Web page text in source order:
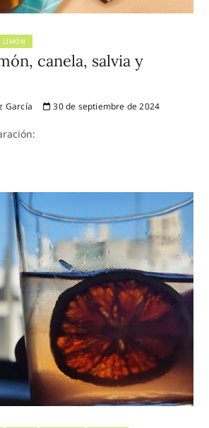
LIMÓN
canela, salvia y
García 30 de septiembre de 2024